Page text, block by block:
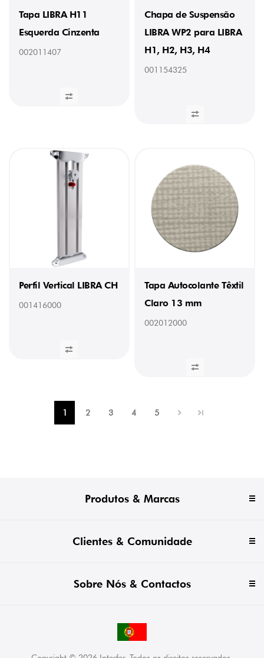
Tapa LIBRA H11
Esquerda Cinzenta
002011407
Chapa de Suspensão
LIBRA WP2 para LIBRA
H1, H2, H3, H4
001154325
Perfil Vertical LIBRA CH
001416000
Tapa Autocolante Têxtil
Claro 13 mm
002012000
1 2 3 4 5
Produtos & Marcas
Clientes & Comunidade
Sobre Nós & Contactos